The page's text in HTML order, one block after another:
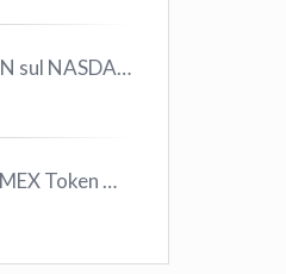
COINBASE COIN sul NASDAQ e le CRYPTO volano!
Come ottenere MEX Token GRATIS su Elrond ?